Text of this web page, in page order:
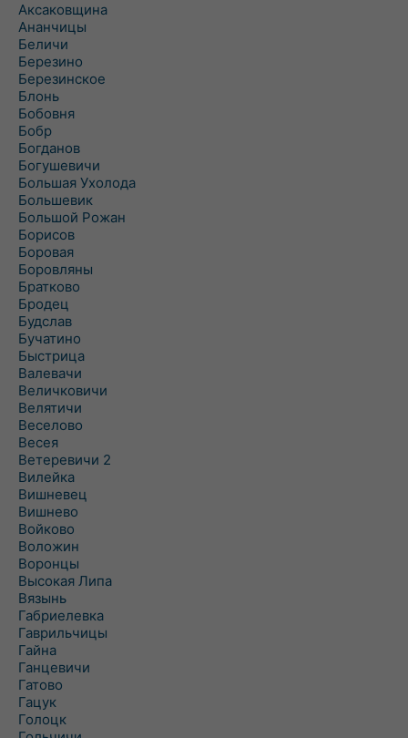
Аксаковщина
Ананчицы
Беличи
Березино
Березинское
Блонь
Бобовня
Бобр
Богданов
Богушевичи
Большая Ухолода
Большевик
Большой Рожан
Борисов
Боровая
Боровляны
Братково
Бродец
Будслав
Бучатино
Быстрица
Валевачи
Величковичи
Велятичи
Веселово
Весея
Ветеревичи 2
Вилейка
Вишневец
Вишнево
Войково
Воложин
Воронцы
Высокая Липа
Вязынь
Габриелевка
Гаврильчицы
Гайна
Ганцевичи
Гатово
Гацук
Голоцк